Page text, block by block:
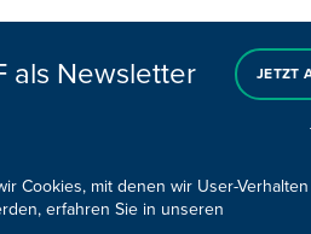
als Newsletter JETZT
Cookies, mit denen wir User-
erfahren Sie in unseren